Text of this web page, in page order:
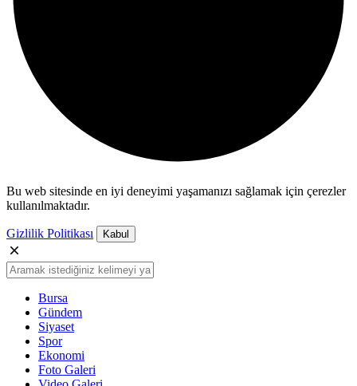
Bu web sitesinde en iyi deneyimi yaşamanızı sağlamak için çerezler
kullanılmaktadır.
Gizlilik Politikası Kabul
Bursa
Gündem
Siyaset
Spor
Ekonomi
Foto Galeri